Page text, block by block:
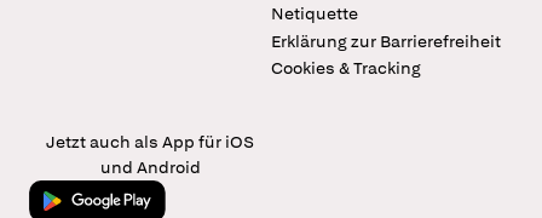
Netiquette
Erklärung zur Barrierefreiheit
Cookies & Tracking
Jetzt auch als App für iOS
und Android
Jetzt bei Google Play